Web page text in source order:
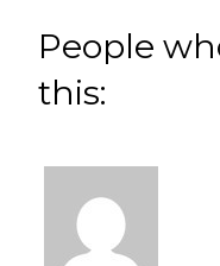
People
this: